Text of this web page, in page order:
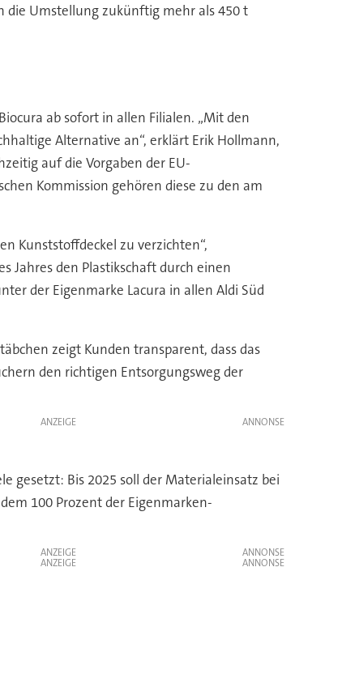
die Umstellung zukünftig mehr als 450 t
ab sofort in allen Filialen. „Mit den
Alternative an“, erklärt Erik Hollmann,
auf die Vorgaben der EU-
Kommission gehören diese zu den am
Kunststoffdeckel zu verzichten“,
Jahres den Plastikschaft durch einen
der Eigenmarke Lacura in allen Aldi Süd
zeigt Kunden transparent, dass das
den richtigen Entsorgungsweg der
ANZEIGE
gesetzt: Bis 2025 soll der Materialeinsatz bei
100 Prozent der Eigenmarken-
ANZEIGE
ANZEIGE